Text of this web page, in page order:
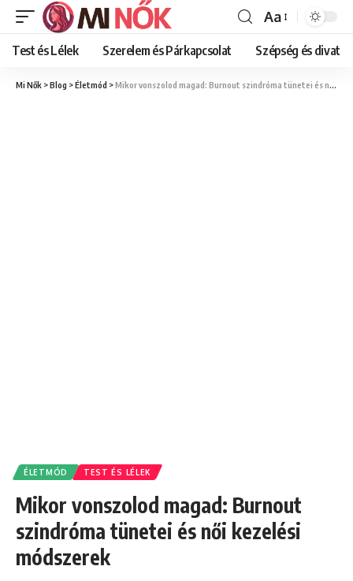
Font
Resizer
Aa
Test és Lélek Szerelem és Párkapcsolat Szépség és divat
Mi Nők >Blog >Életmód >Mikor vonszolod magad: Burnout szindróma tünetei és női kezelési módszerek
ÉLETMÓD TEST ÉS LÉLEK
Mikor vonszolod magad: Burnout
szindróma tünetei és női kezelési
módszerek